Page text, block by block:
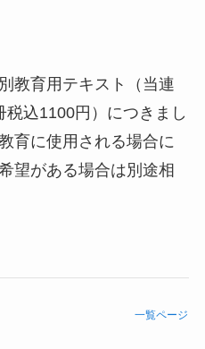
教育用テキスト（当連
込1100円）につきまし
育に使用される場合に
望がある場合は別途相
一覧ページ